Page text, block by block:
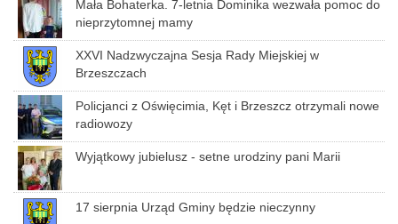
Mała Bohaterka. 7-letnia Dominika wezwała pomoc do
nieprzytomnej mamy
XXVI Nadzwyczajna Sesja Rady Miejskiej w
Brzeszczach
Policjanci z Oświęcimia, Kęt i Brzeszcz otrzymali nowe
radiowozy
Wyjątkowy jubielusz - setne urodziny pani Marii
17 sierpnia Urząd Gminy będzie nieczynny